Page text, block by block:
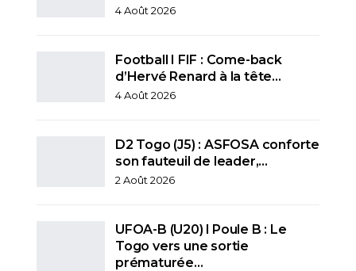
4 Août 2026
Football I FIF : Come-back
d’Hervé Renard à la tête…
4 Août 2026
D2 Togo (J5) : ASFOSA conforte
son fauteuil de leader,…
2 Août 2026
UFOA-B (U20) l Poule B : Le
Togo vers une sortie
prématurée…